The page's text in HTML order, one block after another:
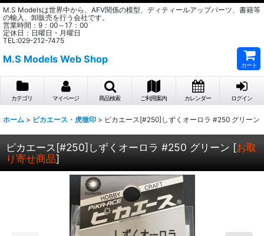
M.S Modelsは世界中から、AFV関係の模型、ディティールアップパーツ、書籍等
の輸入、卸販売を行う会社です。
営業時間：9：00～17：00
定休日：日曜日・月曜日
TEL:029-212-7475
M.S Models Web Shop
カート
カテゴリ マイページ 商品検索 ご利用案内 カレンダー ログイン
ホーム > ピカエース・虎徹印 > ピカエース[#250]しずくオーロラ #250 グリーン
ピカエース[#250]しずくオーロラ #250 グリーン [お取
り寄せ商品]